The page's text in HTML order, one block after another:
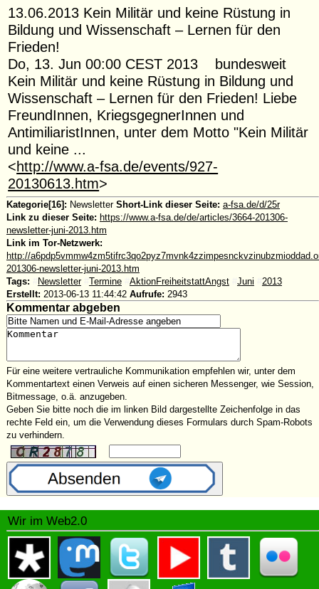
13.06.2013 Kein Militär und keine Rüstung in
Bildung und Wissenschaft – Lernen für den
Frieden!
Do, 13. Jun 00:00 CEST 2013 bundesweit
Kein Militär und keine Rüstung in Bildung und
Wissenschaft – Lernen für den Frieden! Liebe
FreundInnen, KriegsgegnerInnen und
AntimiliaristInnen, unter dem Motto "Kein Militär
und keine ...
<http://www.a-fsa.de/events/927-
20130613.htm>
Kategorie[16]: Newsletter Short-Link dieser Seite: a-fsa.de/d/25r
Link zu dieser Seite: https://www.a-fsa.de/de/articles/3664-201306-
newsletter-juni-2013.htm
Link im Tor-Netzwerk:
http://
201306-newsletter-juni-2013.htm
Tags:
Newsletter Termine AktionFreiheitstattAngst Juni
2013
Erstellt: 2013-06-13 11:44:42 Aufrufe: 2943
Kommentar abgeben
Für eine weitere vertrauliche Kommunikation empfehlen wir, unter dem
Kommentartext einen Verweis auf einen sicheren Messenger, wie Session,
Bitmessage, o.ä. anzugeben.
Geben Sie bitte noch die im linken Bild dargestellte Zeichenfolge in das
rechte Feld ein, um die Verwendung dieses Formulars durch Spam-Robots
zu verhindern.
Wir im Web2.0